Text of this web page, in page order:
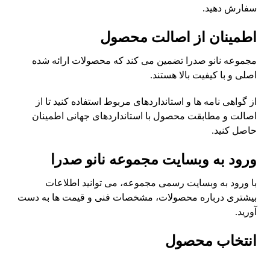
سفارش دهید.
اطمینان از اصالت محصول
مجموعه نانو صدرا تضمین می کند که محصولات ارائه شده
اصلی و با کیفیت بالا هستند.
از گواهی نامه ها و استانداردهای مربوط استفاده کنید تا از
اصالت و مطابقت محصول با استانداردهای جهانی اطمینان
حاصل کنید.
ورود به وبسایت مجموعه نانو صدرا
با ورود به وبسایت رسمی مجموعه، می توانید اطلاعات
بیشتری درباره محصولات، مشخصات فنی و قیمت ها به دست
آورید.
انتخاب محصول